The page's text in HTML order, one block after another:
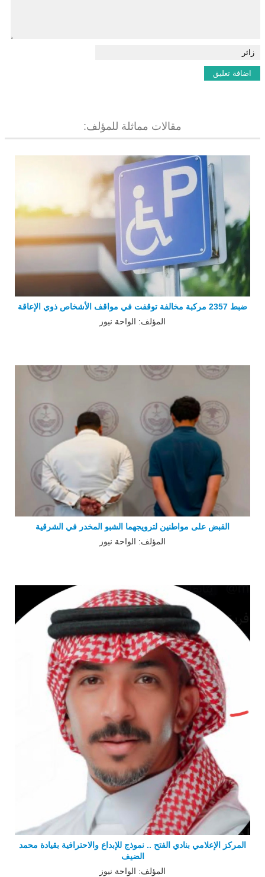
مقالات مماثلة للمؤلف:
ضبط 2357 مركبة مخالفة توقفت في مواقف الأشخاص ذوي الإعاقة
المؤلف: الواحة نيوز
القبض على مواطنين لترويجهما الشبو المخدر في الشرقية
المؤلف: الواحة نيوز
المركز الإعلامي بنادي الفتح .. نموذج للإبداع والاحترافية بقيادة محمد
الضيف
المؤلف: الواحة نيوز